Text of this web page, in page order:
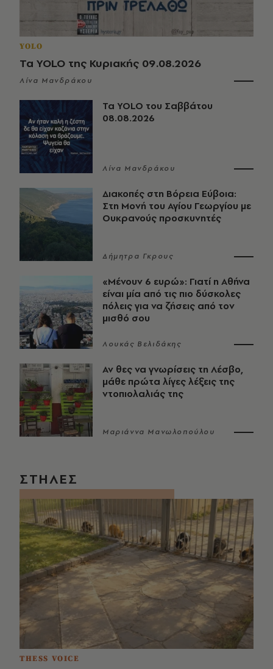
YOLO
Τα YOLO της Κυριακής 09.08.2026
Λίνα Μανδράκου
Τα YOLO του Σαββάτου
08.08.2026
Λίνα Μανδράκου
Διακοπές στη Βόρεια Εύβοια:
Στη Μονή του Αγίου Γεωργίου με
Ουκρανούς προσκυνητές
Δήμητρα Γκρους
«Μένουν 6 ευρώ»: Γιατί η Αθήνα
είναι μία από τις πιο δύσκολες
πόλεις για να ζήσεις από τον
μισθό σου
Λουκάς Βελιδάκης
Αν θες να γνωρίσεις τη Λέσβο,
μάθε πρώτα λίγες λέξεις της
ντοπιολαλιάς της
Μαριάννα Μανωλοπούλου
ΣΤΗΛΕΣ
THESS VOICE